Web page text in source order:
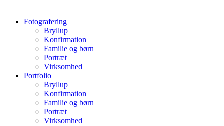
Fotografering
Bryllup
Konfirmation
Familie og børn
Portræt
Virksomhed
Portfolio
Bryllup
Konfirmation
Familie og børn
Portræt
Virksomhed